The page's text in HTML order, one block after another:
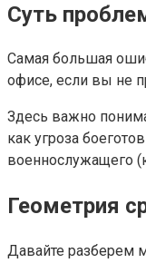
Суть
Самая большая
офисе, если вы не
Здесь важно
как угроза
военнослужащего
Геометрия
Давайте разберем